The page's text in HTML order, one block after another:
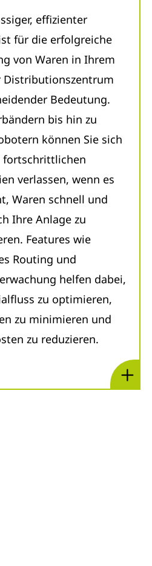
effizienter
für die erfolgreiche
von Waren in Ihrem
Distributionszentrum
Bedeutung.
bis hin zu
können Sie sich
fortschrittlichen
verlassen, wenn es
Waren schnell und
Ihre Anlage zu
Features wie
Routing und
helfen dabei,
zu optimieren,
zu minimieren und
zu reduzieren.